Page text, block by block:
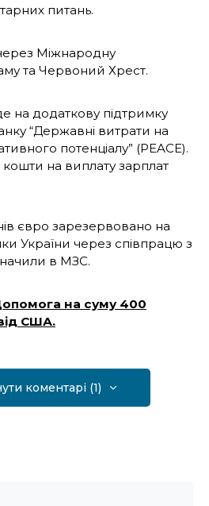
питань.
Міжнародну
та Червоний Хрест.
на додаткову підтримку
“Державні витрати на
потенціалу” (PEACE).
кошти на виплату зарплат
євро зарезервовано на
України через співпрацю з
в МЗС.
на суму 400
США.
коментарі (1)